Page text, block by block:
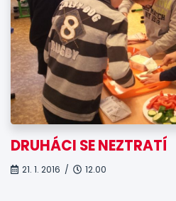
DRUHÁCI SE NEZTRATÍ
21. 1. 2016 / 12.00